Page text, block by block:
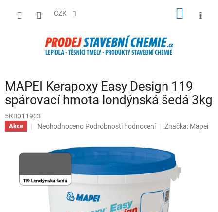
CZK
MAPEI Kerapoxy Easy Design 119
spárovací hmota londýnská šedá 3kg
5KB011903
Akce
Průměrné
je
5
hvězdiček.
Neohodnoceno Podrobnosti hodnocení Značka: Mapei